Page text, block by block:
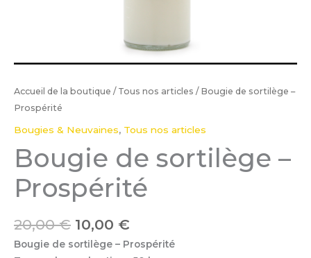
Accueil de la boutique / Tous nos articles / Bougie de sortilège –
Prospérité
Bougies & Neuvaines, Tous nos articles
Bougie de sortilège –
Prospérité
20,00€ 10,00 €
Bougie de sortilège – Prospérité